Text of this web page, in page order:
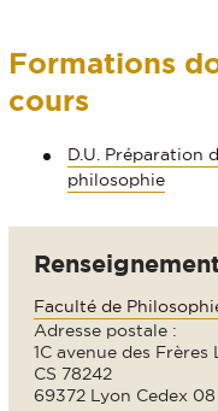
Formations
cours
D.U. Préparation
philosophie
Faculté de
Adresse postale :
1C avenue des Frères
CS 78242
69372 Lyon Cedex 08